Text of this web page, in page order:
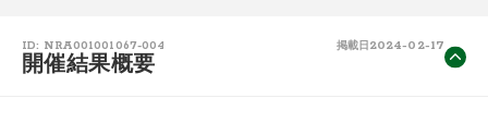
ID: NRA001001067-004 掲載日 2024-02-17
開催結果概要